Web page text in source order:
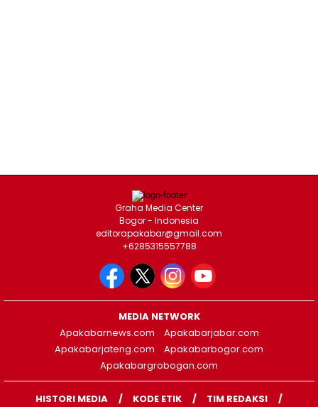
Graha Media Center
Bogor - Indonesia
editorapakabar@gmail.com
+6285315557788
MEDIA NETWORK
Apakabarnews.com
Apakabarjabar.com
Apakabarjateng.com
Apakabarbogor.com
Apakabargrobogan.com
HISTORI MEDIA KODE ETIK TIM REDAKSI